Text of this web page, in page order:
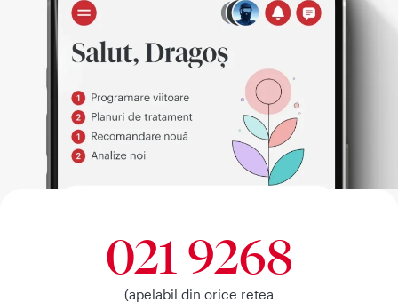
021 9268
(apelabil din orice retea